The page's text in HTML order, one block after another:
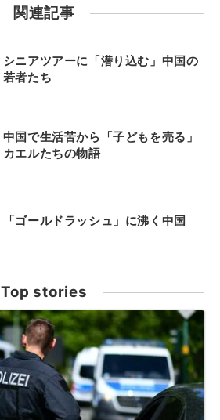
関連記事
シニアツアーに「潜り込む」中国の
若者たち
中国で生活苦から「子どもを売る」
カエルたちの物語
「ゴールドラッシュ」に沸く中国
Top stories